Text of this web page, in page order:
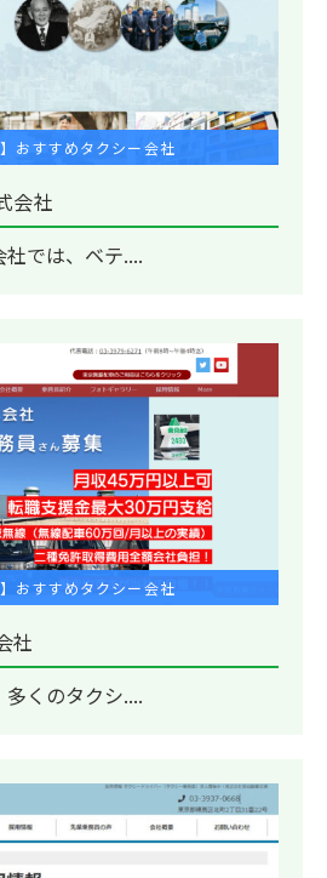
】おすすめタクシー会社
会社
では、ベテ....
】おすすめタクシー会社
社
くのタクシ....